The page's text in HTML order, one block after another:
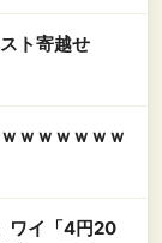
ト寄越せ
ｗｗｗｗｗｗ
ワイ「4円20